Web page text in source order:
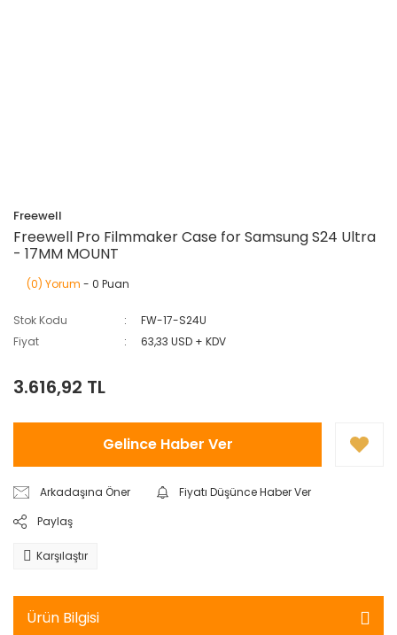
Freewell
Freewell Pro Filmmaker Case for Samsung S24 Ultra
- 17MM MOUNT
(0) Yorum - 0 Puan
Stok Kodu
FW-17-S24U
Fiyat
63,33 USD + KDV
3.616,92 TL
Gelince Haber Ver
Arkadaşına Öner
Fiyatı Düşünce Haber Ver
Paylaş
Karşılaştır
Ürün Bilgisi